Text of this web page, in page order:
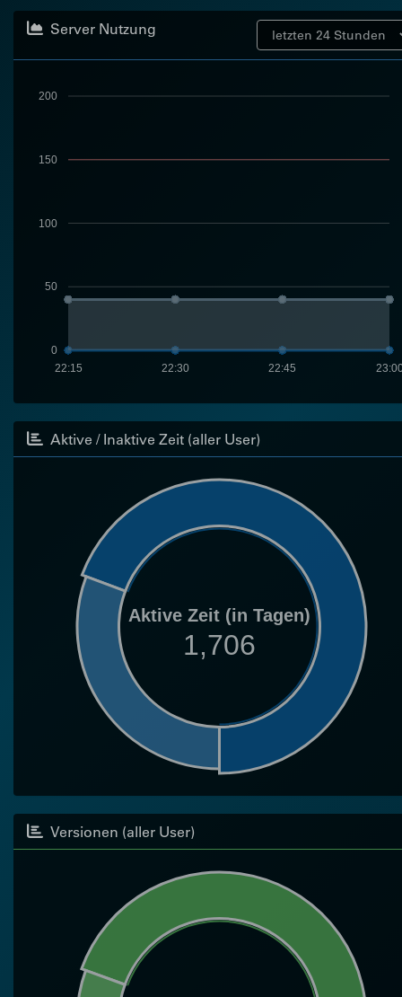
Server Nutzung
0
50
100
150
200
22:45
22:30
22:15
Aktive / Inaktive Zeit (aller User)
Aktive Zeit (in Tagen)
1,706
Versionen (aller User)